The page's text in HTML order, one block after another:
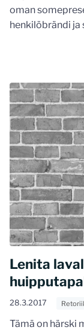
oman
henkilöbrändi ja
Lenita
28.3.2017
Tämä on härski